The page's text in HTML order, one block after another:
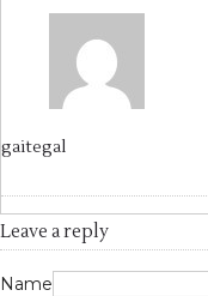
gaitegal
Leave a reply
Name